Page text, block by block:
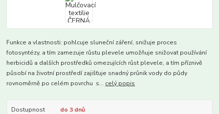
Funkce a vlastnosti: pohlcuje sluneční záření, snižuje proces
fotosyntézy, a tím zamezuje růstu plevele umožňuje snižovat používání
herbicidů a dalších prostředků omezujících růst plevele, a tím příznivě
působí na životní prostředí zajišťuje snadný průnik vody do půdy
rovnoměrně po celém povrchu s... celý popis
Dostupnost
do 3 dnů